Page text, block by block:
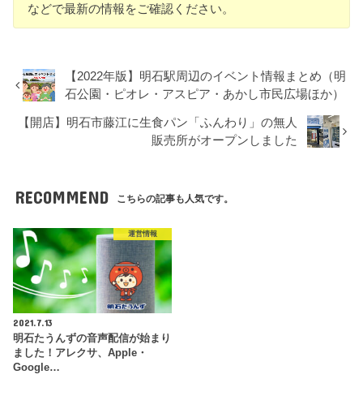
などで最新の情報をご確認ください。
【2022年版】明石駅周辺のイベント情報まとめ（明
石公園・ピオレ・アスピア・あかし市民広場ほか）
【開店】明石市藤江に生食パン「ふんわり」の無人
販売所がオープンしました
RECOMMEND こちらの記事も人気です。
運営情報
2021.7.13
明石たうんずの音声配信が始まり
ました！アレクサ、Apple・
Google…